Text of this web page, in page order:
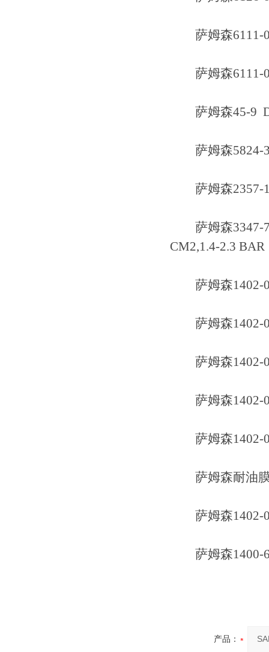
萨姆森6111-
萨姆森6111-
萨姆森45-9
萨姆森5824-30
萨姆森2357-
萨姆森3347-7
CM2,1.4-2.3
萨姆森1402-
萨姆森1402-
萨姆森1402-
萨姆森1402-
萨姆森1402-
萨姆森耐油膜
萨姆森1402-
萨姆森1400-
产品：